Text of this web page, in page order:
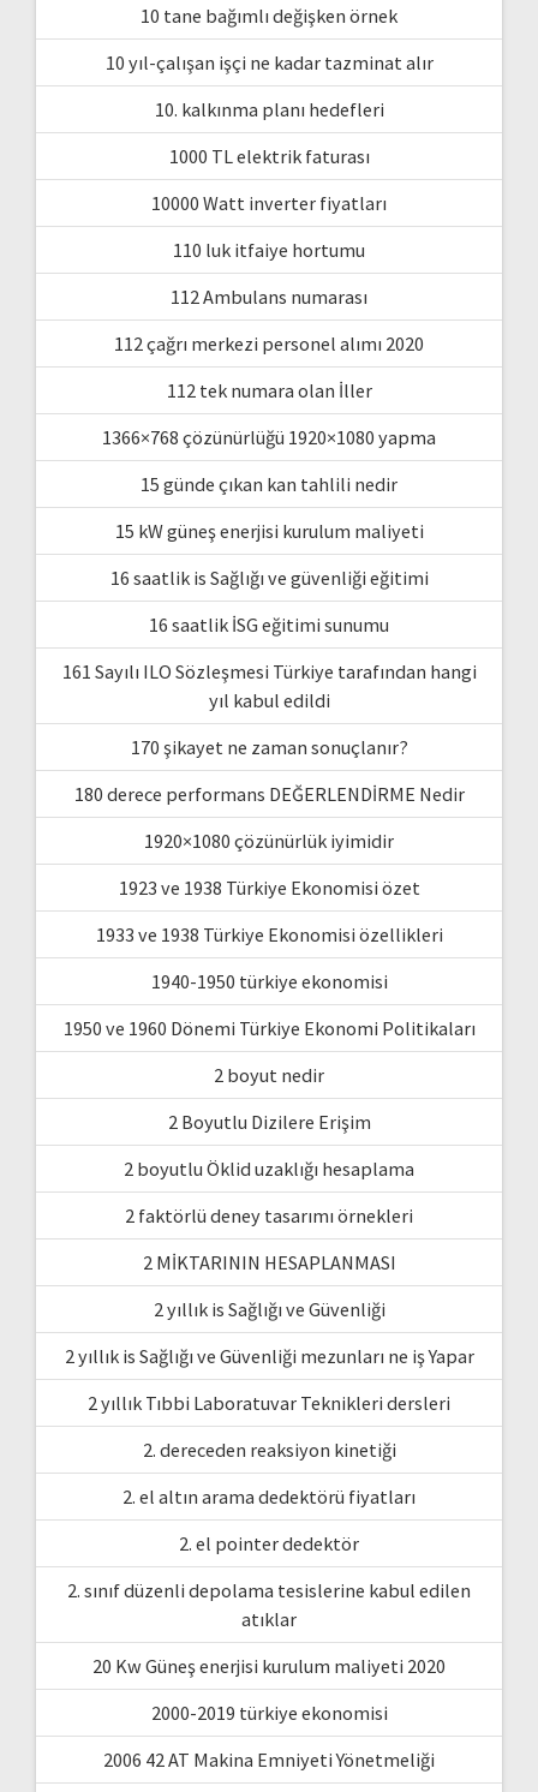
10 tane bağımlı değişken örnek
10 yıl-çalışan işçi ne kadar tazminat alır
10. kalkınma planı hedefleri
1000 TL elektrik faturası
10000 Watt inverter fiyatları
110 luk itfaiye hortumu
112 Ambulans numarası
112 çağrı merkezi personel alımı 2020
112 tek numara olan İller
1366×768 çözünürlüğü 1920×1080 yapma
15 günde çıkan kan tahlili nedir
15 kW güneş enerjisi kurulum maliyeti
16 saatlik is Sağlığı ve güvenliği eğitimi
16 saatlik İSG eğitimi sunumu
161 Sayılı ILO Sözleşmesi Türkiye tarafından hangi
yıl kabul edildi
170 şikayet ne zaman sonuçlanır?
180 derece performans DEĞERLENDİRME Nedir
1920×1080 çözünürlük iyimidir
1923 ve 1938 Türkiye Ekonomisi özet
1933 ve 1938 Türkiye Ekonomisi özellikleri
1940-1950 türkiye ekonomisi
1950 ve 1960 Dönemi Türkiye Ekonomi Politikaları
2 boyut nedir
2 Boyutlu Dizilere Erişim
2 boyutlu Öklid uzaklığı hesaplama
2 faktörlü deney tasarımı örnekleri
2 MİKTARININ HESAPLANMASI
2 yıllık is Sağlığı ve Güvenliği
2 yıllık is Sağlığı ve Güvenliği mezunları ne iş Yapar
2 yıllık Tıbbi Laboratuvar Teknikleri dersleri
2. dereceden reaksiyon kinetiği
2. el altın arama dedektörü fiyatları
2. el pointer dedektör
2. sınıf düzenli depolama tesislerine kabul edilen
atıklar
20 Kw Güneş enerjisi kurulum maliyeti 2020
2000-2019 türkiye ekonomisi
2006 42 AT Makina Emniyeti Yönetmeliği